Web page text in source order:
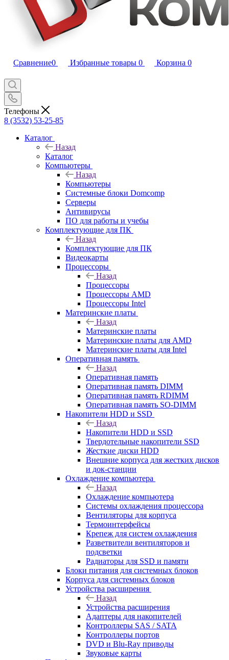
Сравнение0 Избранные товары 0 Корзина 0
Телефоны
8 (3532) 53-25-85
Каталог
Назад
Каталог
Компьютеры
Назад
Компьютеры
Системные блоки Domcomp
Серверы
Антивирусы
ПО для работы и учебы
Комплектующие для ПК
Назад
Комплектующие для ПК
Видеокарты
Процессоры
Назад
Процессоры
Процессоры AMD
Процессоры Intel
Материнские платы
Назад
Материнские платы
Материнские платы для AMD
Материнские платы для Intel
Оперативная память
Назад
Оперативная память
Оперативная память DIMM
Оперативная память RDIMM
Оперативная память SO-DIMM
Накопители HDD и SSD
Назад
Накопители HDD и SSD
Твердотельные накопители SSD
Жесткие диски HDD
Внешние корпуса для жестких дисков
и док-станции
Охлаждение компьютера
Назад
Охлаждение компьютера
Системы охлаждения процессора
Вентиляторы для корпуса
Термоинтерфейсы
Крепеж для систем охлаждения
Разветвители вентиляторов и
подсветки
Радиаторы для SSD и памяти
Блоки питания для системных блоков
Корпуса для системных блоков
Устройства расширения
Назад
Устройства расширения
Адаптеры для накопителей
Контроллеры SAS / SATA
Контроллеры портов
DVD и Blu-Ray приводы
Звуковые карты